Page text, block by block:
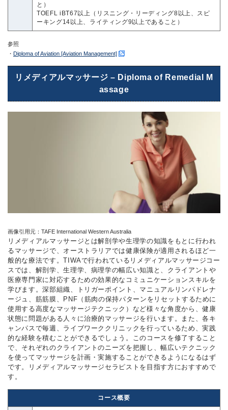
と）
TOEFL iBT67以上（リスニング・リーディング8以上、スピ
ーキング14以上、ライティング9以上であること）
参照
・ Diploma of Aviation [Aviation Management]
リメディアルマッサージ – Diploma of Remedial M
assage
画像引用元：TAFE International Western Australia
リメディアルマッサージとは解剖学や生理学の知識をもとに行われ
るマッサージで、オーストラリアでは健康保険が適用されるほど一
般的な療法です。TIWAで行われているリメディアルマッサージコー
スでは、解剖学、生理学、病理学の幅広い知識と、クライアントや
医療専門家に対応するための効果的なコミュニケーションスキルを
学びます。深部組織、トリガーポイント、マニュアルリンパドレナ
ージュ、筋筋膜、PNF（筋肉の保持パターンをリセットするために
使用する高度なマッサージテクニック）など様々な角度から、健康
状態に問題がある人々に治療的マッサージを行います。また、各キ
ャンパスで毎週、ライブワーククリニックを行っているため、実践
的な経験を積むことができるでしょう。このコースを修了すること
で、それぞれのクライアントのニーズを把握し、幅広いテクニック
を使ってマッサージを計画・実施することができるようになるはず
です。リメディアルマッサージセラピストを目指す方におすすめで
す。
コース概要